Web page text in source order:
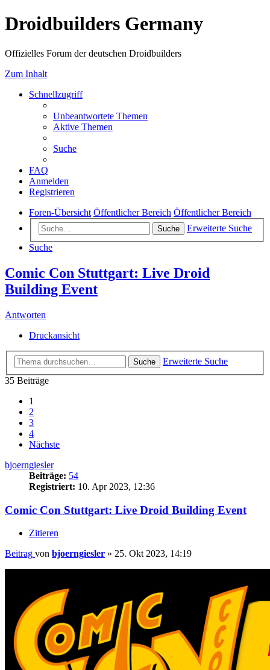
Droidbuilders Germany
Offizielles Forum der deutschen Droidbuilders
Zum Inhalt
Schnellzugriff
Unbeantwortete Themen
Aktive Themen
Suche
FAQ
Anmelden
Registrieren
Foren-Übersicht Öffentlicher Bereich Öffentlicher Bereich
Suche
Erweiterte Suche
Suche
Comic Con Stuttgart: Live Droid
Building Event
Antworten
Druckansicht
Suche
Erweiterte Suche
35 Beiträge
1
2
3
4
Nächste
bjoerngiesler
Beiträge: 54
Registriert: 10. Apr 2023, 12:36
Comic Con Stuttgart: Live Droid Building Event
Zitieren
Beitrag von bjoerngiesler » 25. Okt 2023, 14:19